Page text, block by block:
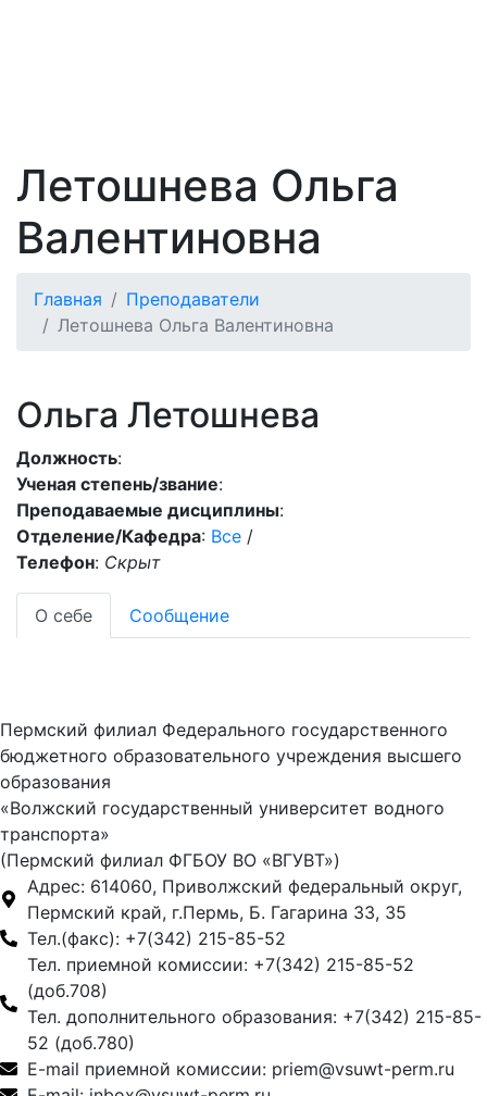
Летошнева Ольга
Валентиновна
Главная
Преподаватели
Летошнева Ольга Валентиновна
Ольга Летошнева
Должность:
Ученая степень/звание:
Преподаваемые дисциплины:
Отделение/Кафедра: Все /
Телефон: Скрыт
О себе Сообщение
Пермский филиал Федерального государственного
бюджетного образовательного учреждения высшего
образования
«Волжский государственный университет водного
транспорта»
(Пермский филиал ФГБОУ ВО «ВГУВТ»)
Адрес: 614060, Приволжский федеральный округ,
Пермский край, г.Пермь, Б. Гагарина 33, 35
Тел.(факс): +7(342) 215-85-52
Тел. приемной комиссии: +7(342) 215-85-52
(доб.708)
Тел. дополнительного образования: +7(342) 215-85-
52 (доб.780)
E-mail приемной комиссии: priem@vsuwt-perm.ru